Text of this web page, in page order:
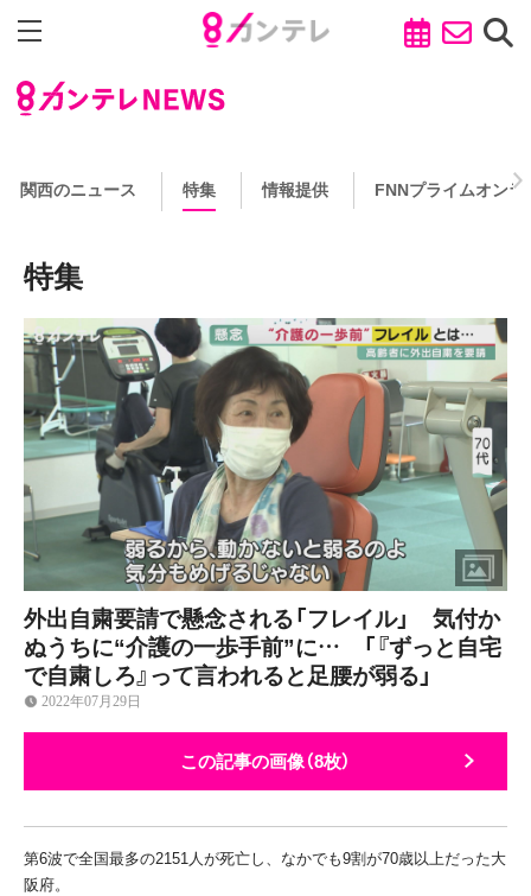
関西のニュース 特集 情報提供 FNNプライムオンラ
特集
外出自粛要請で懸念される「フレイル」 気付か
ぬうちに“介護の一歩手前”に… 「『ずっと自宅
で自粛しろ』って言われると足腰が弱る」
2022年07月29日
この記事の画像（8枚）
第6波で全国最多の2151人が死亡し、なかでも9割が70歳以上だった大
阪府。